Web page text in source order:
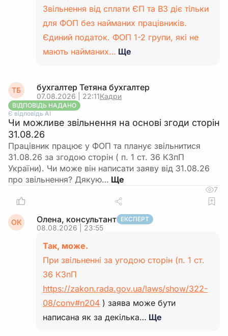
Звільнення від сплати ЄП та ВЗ діє тільки
для ФОП без найманих працівників.
Єдиний податок. ФОП 1-2 групи, які не
мають найманих… Ще
ТБ бухгалтер Тетяна бухгалтер
07.08.2026 | 22:11Кадри
ВІДПОВІДЬ НАДАНО
Є відповідь АІ
Чи можливе звільнення на основі згоди сторін
31.08.26
Працівник працює у ФОП та планує звільнитися
31.08.26 за згодою сторін ( п. 1 ст. 36 КЗпП
України). Чи може він написати заяву від 31.08.26
про звільнення? Дякую…
7
ОК Олена, консультант ЕКСПЕРТ
08.08.2026 | 23:55
Так, може.
При звільненні за угодою сторін (п. 1 ст.
36 КЗпП
https://zakon.rada.gov.ua/laws/show/322-
08/conv#n204 ) заява може бути
написана як за декілька… Ще